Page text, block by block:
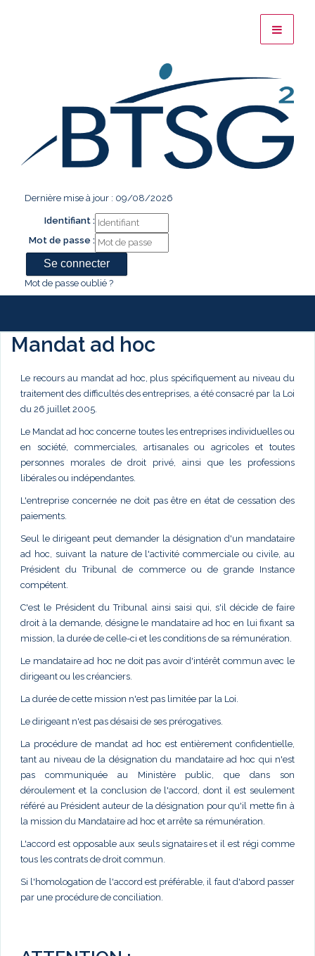
Dernière mise à jour : 09/08/2026
Identifiant :
Mot de passe :
Mot de passe oublié ?
Mandat ad hoc
Le recours au mandat ad hoc, plus spécifiquement au niveau du
traitement des difficultés des entreprises, a été consacré par la Loi
du 26 juillet 2005.
Le Mandat ad hoc concerne toutes les entreprises individuelles ou
en société, commerciales, artisanales ou agricoles et toutes
personnes morales de droit privé, ainsi que les professions
libérales ou indépendantes.
L'entreprise concernée ne doit pas être en état de cessation des
paiements.
Seul le dirigeant peut demander la désignation d'un mandataire
ad hoc, suivant la nature de l'activité commerciale ou civile, au
Président du Tribunal de commerce ou de grande Instance
compétent.
C'est le Président du Tribunal ainsi saisi qui, s'il décide de faire
droit à la demande, désigne le mandataire ad hoc en lui fixant sa
mission, la durée de celle-ci et les conditions de sa rémunération.
Le mandataire ad hoc ne doit pas avoir d'intérêt commun avec le
dirigeant ou les créanciers.
La durée de cette mission n'est pas limitée par la Loi.
Le dirigeant n'est pas désaisi de ses prérogatives.
La procédure de mandat ad hoc est entièrement confidentielle,
tant au niveau de la désignation du mandataire ad hoc qui n'est
pas communiquée au Ministère public, que dans son
déroulement et la conclusion de l'accord, dont il est seulement
référé au Président auteur de la désignation pour qu'il mette fin à
la mission du Mandataire ad hoc et arrête sa rémunération.
L'accord est opposable aux seuls signataires et il est régi comme
tous les contrats de droit commun.
Si l'homologation de l'accord est préférable, il faut d'abord passer
par une procédure de conciliation.